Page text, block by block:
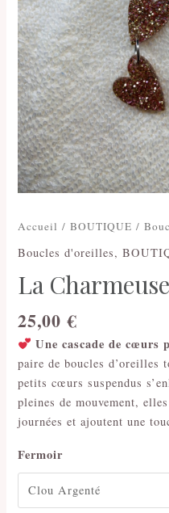
Accueil /BOUTIQUE /
Boucles d'oreilles,
La Charmeuse
25,00€
Une cascade de
paire de boucles d’oreilles
petits cœurs suspendus
pleines de mouvement,
journées et ajoutent une
Fermoir